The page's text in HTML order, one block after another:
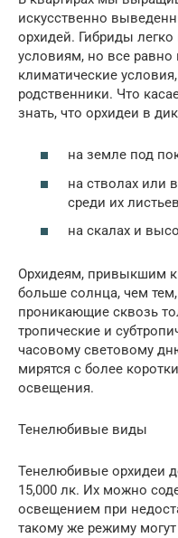
искусственно
орхидей. Гибриды
условиям, но все равно
климатические
родственники. Что
знать, что орхидеи в
на земле под
на стволах или
среди их
на скалах и
Орхидеям, привыкшим к
больше солнца, чем
проникающие сквозь
тропические и
часовому световому
мирятся с более
освещения.
Тенелюбивые виды
Тенелюбивые орхидеи
15,000 лк. Их можно
освещением при
такому же режиму